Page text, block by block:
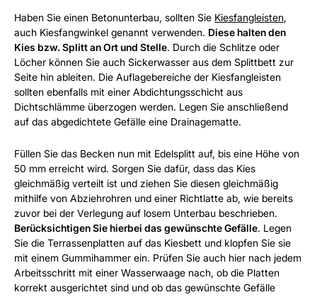
Haben Sie einen Betonunterbau, sollten Sie Kiesfangleisten,
auch Kiesfangwinkel genannt verwenden. Diese halten den
Kies bzw. Splitt an Ort und Stelle. Durch die Schlitze oder
Löcher können Sie auch Sickerwasser aus dem Splittbett zur
Seite hin ableiten. Die Auflagebereiche der Kiesfangleisten
sollten ebenfalls mit einer Abdichtungsschicht aus
Dichtschlämme überzogen werden. Legen Sie anschließend
auf das abgedichtete Gefälle eine Drainagematte.
Füllen Sie das Becken nun mit Edelsplitt auf, bis eine Höhe von
50 mm erreicht wird. Sorgen Sie dafür, dass das Kies
gleichmäßig verteilt ist und ziehen Sie diesen gleichmäßig
mithilfe von Abziehrohren und einer Richtlatte ab, wie bereits
zuvor bei der Verlegung auf losem Unterbau beschrieben.
Berücksichtigen Sie hierbei das gewünschte Gefälle. Legen
Sie die Terrassenplatten auf das Kiesbett und klopfen Sie sie
mit einem Gummihammer ein. Prüfen Sie auch hier nach jedem
Arbeitsschritt mit einer Wasserwaage nach, ob die Platten
korrekt ausgerichtet sind und ob das gewünschte Gefälle